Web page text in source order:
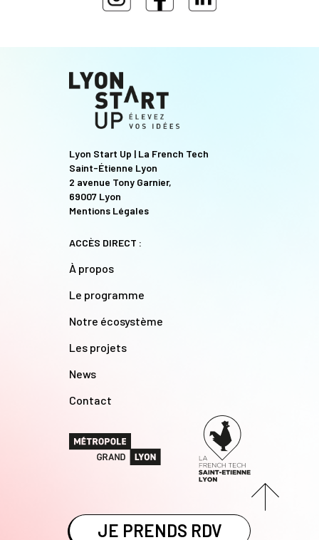
Lyon Start Up | La French Tech
Saint-Étienne Lyon
2 avenue Tony Garnier,
69007 Lyon
Mentions Légales
ACCÈS DIRECT :
À propos
Le programme
Notre écosystème
Les projets
News
Contact
JE PRENDS RDV